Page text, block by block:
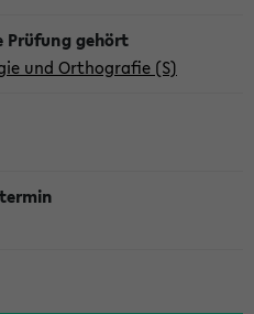
und Orthografie (S)